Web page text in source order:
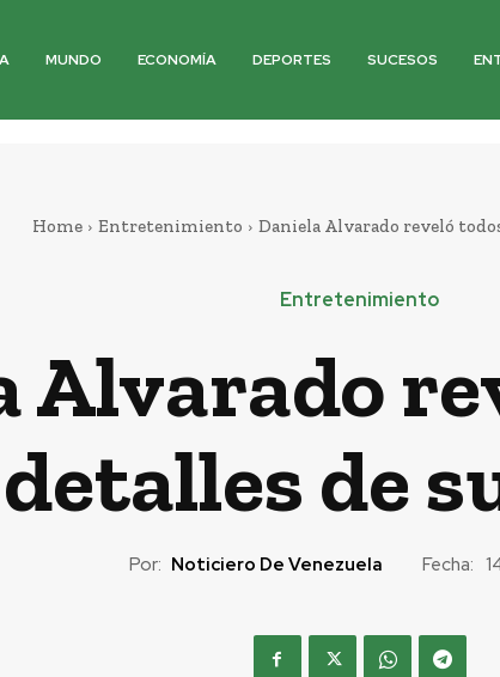
MUNDO ECONOMÍA DEPORTES SUCESOS
Home Entretenimiento Daniela Alvarado reveló
Entretenimiento
Alvarado
detalles de
Por: Noticiero De Venezuela Fecha: